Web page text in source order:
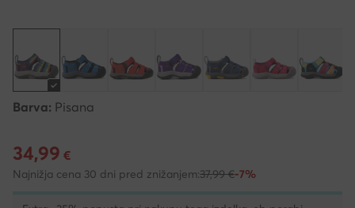
Barva: Pisana
Trenutna cena 34,99 €
34,99 €
Najnižja cena 30 dni pred znižanjem:37,99 €-7%